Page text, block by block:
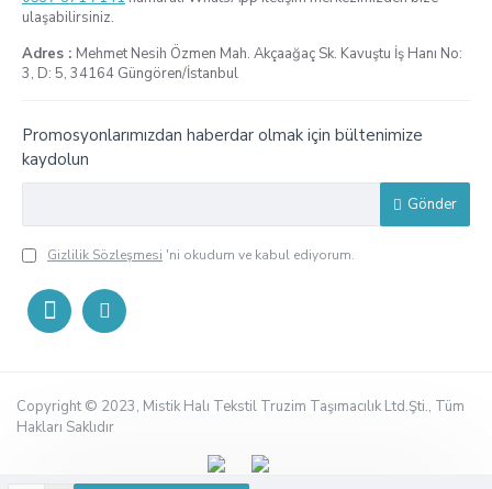
ulaşabilirsiniz.
Adres : Mehmet Nesih Özmen Mah. Akçaağaç Sk. Kavuştu İş Hanı No:
3, D: 5, 34164 Güngören/İstanbul
Promosyonlarımızdan haberdar olmak için bültenimize
kaydolun
Gönder
Gizlilik Sözleşmesi 'ni okudum ve kabul ediyorum.
Copyright © 2023, Mistik Halı Tekstil Truzim Taşımacılık Ltd.Şti., Tüm
Hakları Saklıdır